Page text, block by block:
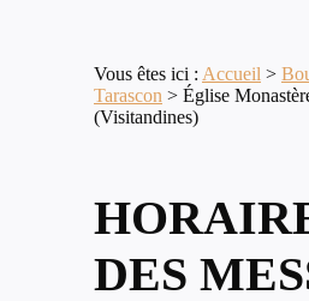
Vous êtes ici : Accueil >
Tarascon > Église
(Visitandines)
DES